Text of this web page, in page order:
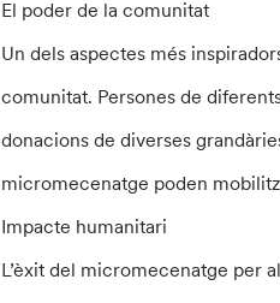
El poder de la comunitat
Un dels aspectes més
comunitat. Persones de
donacions de diverses
micromecenatge poden
Impacte humanitari
L’èxit del micromecenatge per